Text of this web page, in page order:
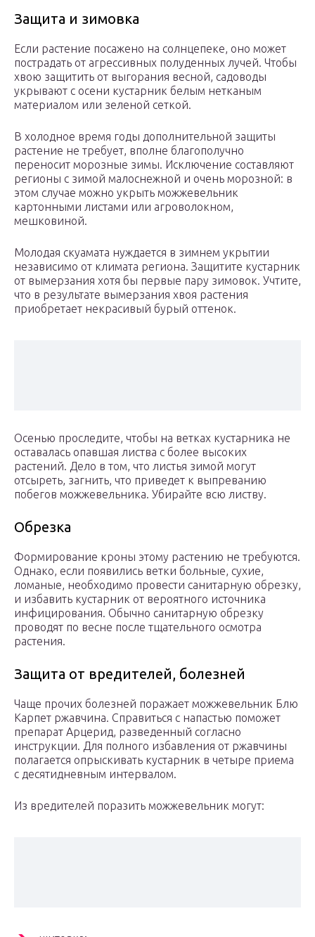
Защита и зимовка
Если растение посажено на солнцепеке, оно может
пострадать от агрессивных полуденных лучей. Чтобы
хвою защитить от выгорания весной, садоводы
укрывают с осени кустарник белым нетканым
материалом или зеленой сеткой.
В холодное время годы дополнительной защиты
растение не требует, вполне благополучно
переносит морозные зимы. Исключение составляют
регионы с зимой малоснежной и очень морозной: в
этом случае можно укрыть можжевельник
картонными листами или агроволокном,
мешковиной.
Молодая скуамата нуждается в зимнем укрытии
независимо от климата региона. Защитите кустарник
от вымерзания хотя бы первые пару зимовок. Учтите,
что в результате вымерзания хвоя растения
приобретает некрасивый бурый оттенок.
Осенью проследите, чтобы на ветках кустарника не
оставалась опавшая листва с более высоких
растений. Дело в том, что листья зимой могут
отсыреть, загнить, что приведет к выпреванию
побегов можжевельника. Убирайте всю листву.
Обрезка
Формирование кроны этому растению не требуются.
Однако, если появились ветки больные, сухие,
ломаные, необходимо провести санитарную обрезку,
и избавить кустарник от вероятного источника
инфицирования. Обычно санитарную обрезку
проводят по весне после тщательного осмотра
растения.
Защита от вредителей, болезней
Чаще прочих болезней поражает можжевельник Блю
Карпет ржавчина. Справиться с напастью поможет
препарат Арцерид, разведенный согласно
инструкции. Для полного избавления от ржавчины
полагается опрыскивать кустарник в четыре приема
с десятидневным интервалом.
Из вредителей поразить можжевельник могут: